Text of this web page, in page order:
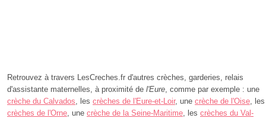
Retrouvez à travers LesCreches.fr d'autres crèches, garderies, relais
d'assistante maternelles, à proximité de l'Eure, comme par exemple : une
crèche du Calvados, les crèches de l'Eure-et-Loir, une crèche de l'Oise, les
crèches de l'Orne, une crèche de la Seine-Maritime, les crèches du Val-